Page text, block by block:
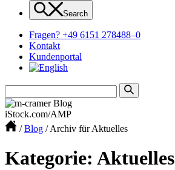
Search
Fragen? +49 6151 278488–0
Kontakt
Kundenportal
iStock.com/AMP
/ Blog /Archiv für Aktuelles
Kategorie: Aktuelles